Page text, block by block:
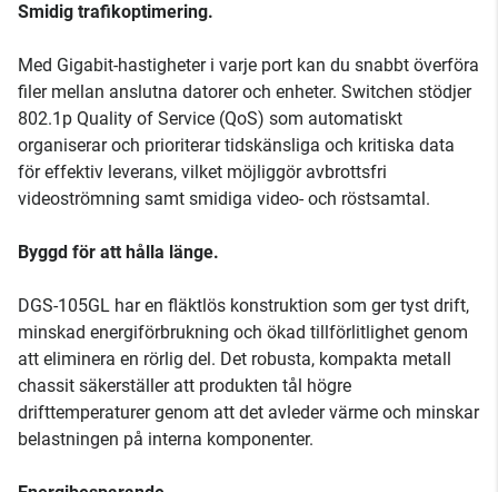
Smidig trafikoptimering.
Med Gigabit-hastigheter i varje port kan du snabbt överföra
filer mellan anslutna datorer och enheter. Switchen stödjer
802.1p Quality of Service (QoS) som automatiskt
organiserar och prioriterar tidskänsliga och kritiska data
för effektiv leverans, vilket möjliggör avbrottsfri
videoströmning samt smidiga video- och röstsamtal.
Byggd för att hålla länge.
DGS-105GL har en fläktlös konstruktion som ger tyst drift,
minskad energiförbrukning och ökad tillförlitlighet genom
att eliminera en rörlig del. Det robusta, kompakta metall
chassit säkerställer att produkten tål högre
drifttemperaturer genom att det avleder värme och minskar
belastningen på interna komponenter.